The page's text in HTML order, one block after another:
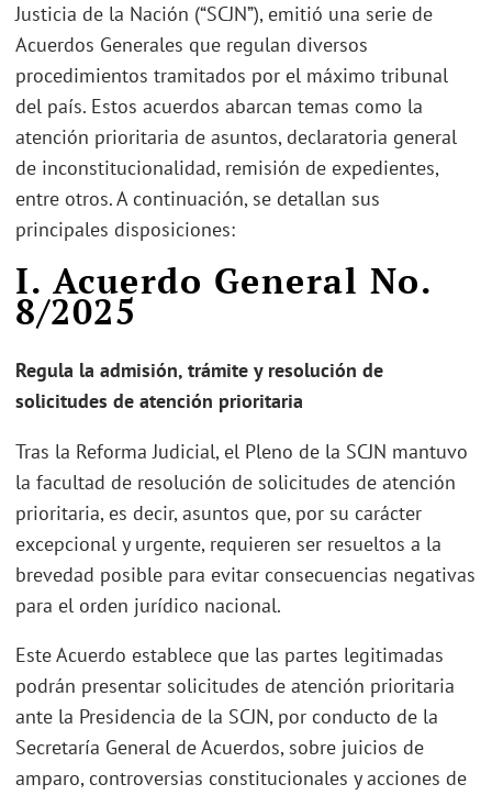
Justicia de la Nación (“SCJN”), emitió una serie de
Acuerdos Generales que regulan diversos
procedimientos tramitados por el máximo tribunal
del país. Estos acuerdos abarcan temas como la
atención prioritaria de asuntos, declaratoria general
de inconstitucionalidad, remisión de expedientes,
entre otros. A continuación, se detallan sus
principales disposiciones:
I. Acuerdo General No.
8/2025
Regula la admisión, trámite y resolución de
solicitudes de atención prioritaria
Tras la Reforma Judicial, el Pleno de la SCJN mantuvo
la facultad de resolución de solicitudes de atención
prioritaria, es decir, asuntos que, por su carácter
excepcional y urgente, requieren ser resueltos a la
brevedad posible para evitar consecuencias negativas
para el orden jurídico nacional.
Este Acuerdo establece que las partes legitimadas
podrán presentar solicitudes de atención prioritaria
ante la Presidencia de la SCJN, por conducto de la
Secretaría General de Acuerdos, sobre juicios de
amparo, controversias constitucionales y acciones de